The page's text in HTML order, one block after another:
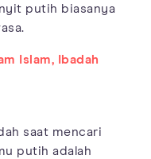
putih biasanya
Islam, Ibadah
saat mencari
putih adalah